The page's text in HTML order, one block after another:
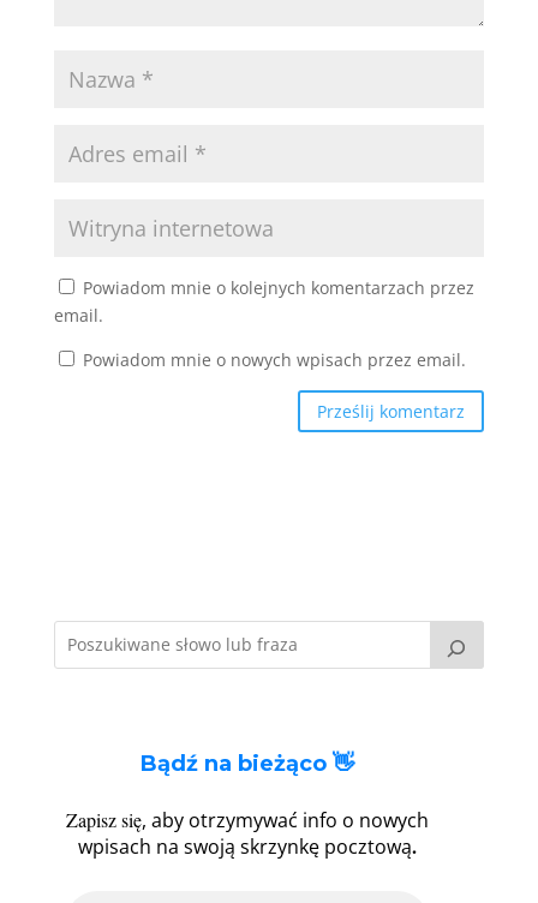
Powiadom mnie o kolejnych komentarzach przez
email.
Powiadom mnie o nowych wpisach przez email.
Bądź na bieżąco 👋
Zapisz się, aby otrzymywać info o nowych
wpisach na swoją skrzynkę pocztową.